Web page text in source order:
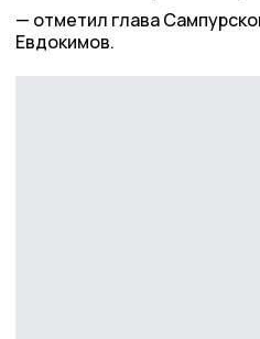
отметил глава
Евдокимов.